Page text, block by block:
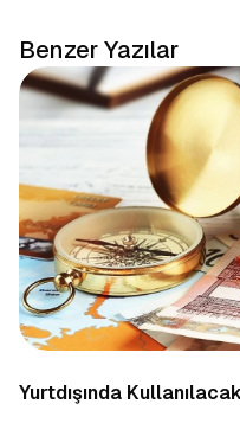
Benzer Yazılar
Yurtdışında